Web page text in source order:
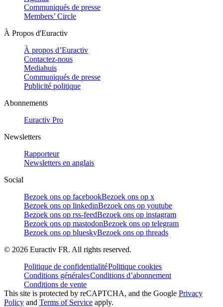
Communiqués de presse
Members’ Circle
À Propos d'Euractiv
À propos d’Euractiv
Contactez-nous
Mediahuis
Communiqués de presse
Publicité politique
Abonnements
Euractiv Pro
Newsletters
Rapporteur
Newsletters en anglais
Social
Bezoek ons op facebookBezoek ons op x
Bezoek ons op linkedinBezoek ons op youtube
Bezoek ons op rss-feedBezoek ons op instagram
Bezoek ons op mastodonBezoek ons op telegram
Bezoek ons op blueskyBezoek ons op threads
© 2026 Euractiv FR. All rights reserved.
Politique de confidentialitéPolitique cookies
Conditions généralesConditions d’abonnement
Conditions de vente
This site is protected by reCAPTCHA, and the Google Privacy
Policy and Terms of Service apply.